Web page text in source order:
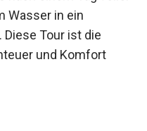
einem Tag
dem Wasser in ein
Tour ist die
und Komfort